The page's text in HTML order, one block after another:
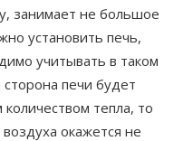
занимает не большое
установить печь,
учитывать в таком
печи будет
тепла, то
окажется не